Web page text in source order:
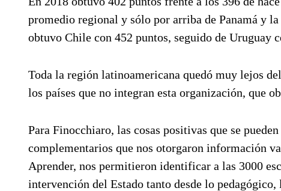
promedio regional y sólo por arriba de Panamá y
obtuvo Chile con 452 puntos, seguido de Uruguay
Toda la región latinoamericana quedó muy lejos
los países que no integran esta organización, que
Para Finocchiaro, las cosas positivas que se
complementarios que nos otorgaron información
Aprender, nos permitieron identificar a las 3000
intervención del Estado tanto desde lo